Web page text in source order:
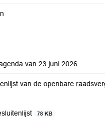
van 23 juni 2026
van de openbare
78 KB